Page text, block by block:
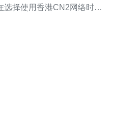
选择使用香港CN2网络时，
，帮助用户更好地了解和